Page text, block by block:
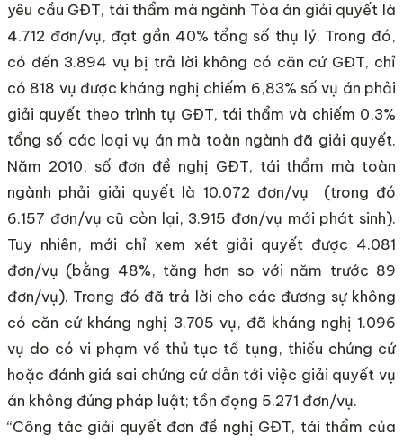
yêu cầu GĐT, tái thẩm mà ngành Tòa án giải quyết là
4.712 đơn/vụ, đạt gần 40% tổng số thụ lý. Trong đó,
có đến 3.894 vụ bị trả lời không có căn cứ GĐT, chỉ
có 818 vụ được kháng nghị chiếm 6,83% số vụ án phải
giải quyết theo trình tự GĐT, tái thẩm và chiếm 0,3%
tổng số các loại vụ án mà toàn ngành đã giải quyết.
Năm 2010, số đơn đề nghị GĐT, tái thẩm mà toàn
ngành phải giải quyết là 10.072 đơn/vụ (trong đó
6.157 đơn/vụ cũ còn lại, 3.915 đơn/vụ mới phát sinh).
Tuy nhiên, mới chỉ xem xét giải quyết được 4.081
đơn/vụ (bằng 48%, tăng hơn so với năm trước 89
đơn/vụ). Trong đó đã trả lời cho các đương sự không
có căn cứ kháng nghị 3.705 vụ, đã kháng nghị 1.096
vụ do có vi phạm về thủ tục tố tụng, thiếu chứng cứ
hoặc đánh giá sai chứng cứ dẫn tới việc giải quyết vụ
án không đúng pháp luật; tồn đọng 5.271 đơn/vụ.
“Công tác giải quyết đơn đề nghị GĐT, tái thẩm của